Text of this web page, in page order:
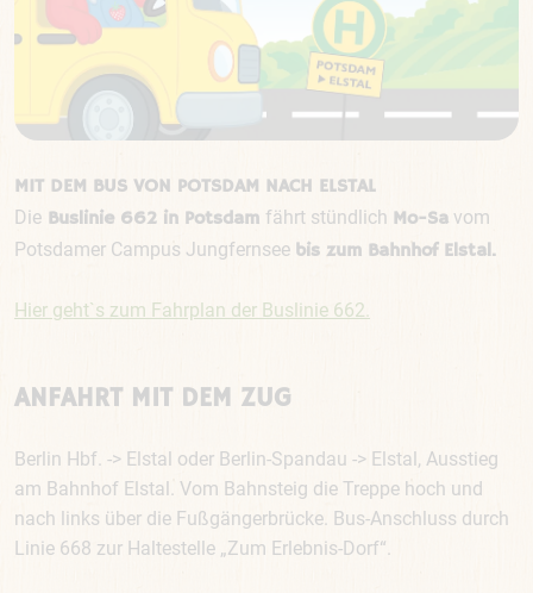
MIT DEM BUS VON POTSDAM NACH ELSTAL
Die Buslinie 662 in Potsdam fährt stündlich Mo-Sa vom
Potsdamer Campus Jungfernsee bis zum Bahnhof Elstal.
Hier geht`s zum Fahrplan der Buslinie 662.
ANFAHRT MIT DEM ZUG
Berlin Hbf. -> Elstal oder Berlin-Spandau -> Elstal, Ausstieg
am Bahnhof Elstal. Vom Bahnsteig die Treppe hoch und
nach links über die Fußgängerbrücke. Bus-Anschluss durch
Linie 668 zur Haltestelle „Zum Erlebnis-Dorf“.